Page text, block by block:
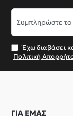
Συμπληρώστε
το
email
σας
Έχω διαβάσει
Πολιτική
ΓΙΑ ΕΜΑΣ